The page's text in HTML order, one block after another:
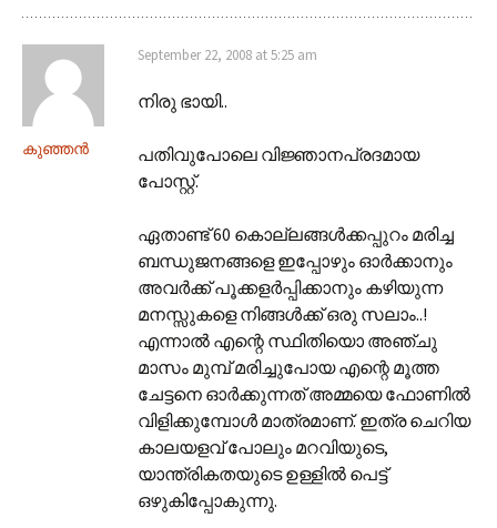
കുഞ്ഞന്‍
September 22, 2008 at 5:25 am
നിരു ഭായി..
പതിവുപോലെ വിജ്ഞാനപ്രദമായ
പോസ്റ്റ്.
ഏതാണ്ട് 60 കൊല്ലങ്ങള്‍ക്കപ്പുറം മരിച്ച
ബന്ധുജനങ്ങളെ ഇപ്പോഴും ഓര്‍ക്കാനും
അവര്‍ക്ക് പൂക്കളര്‍പ്പിക്കാനും കഴിയുന്ന
മനസ്സുകളെ നിങ്ങള്‍ക്ക് ഒരു സലാം..!
എന്നാല്‍ എന്റെ സ്ഥിതിയൊ അഞ്ചു
മാസം മുമ്പ് മരിച്ചുപോയ എന്റെ മൂത്ത
ചേട്ടനെ ഓര്‍ക്കുന്നത് അമ്മയെ ഫോണില്‍
വിളിക്കുമ്പോള്‍ മാത്രമാണ്. ഇത്ര ചെറിയ
കാലയളവ് പോലും മറവിയുടെ,
യാന്ത്രികതയുടെ ഉള്ളില്‍ പെട്ട്
ഒഴുകിപ്പോകുന്നു.